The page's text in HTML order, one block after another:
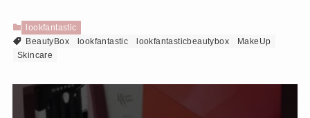
lookfantastic
BeautyBox
lookfantastic lookfantasticbeautybox
MakeUp
Skincare